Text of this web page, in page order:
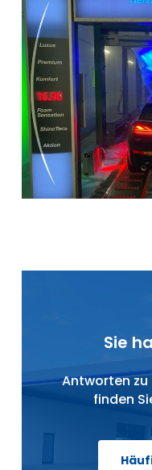
Sie
Antworten
finden